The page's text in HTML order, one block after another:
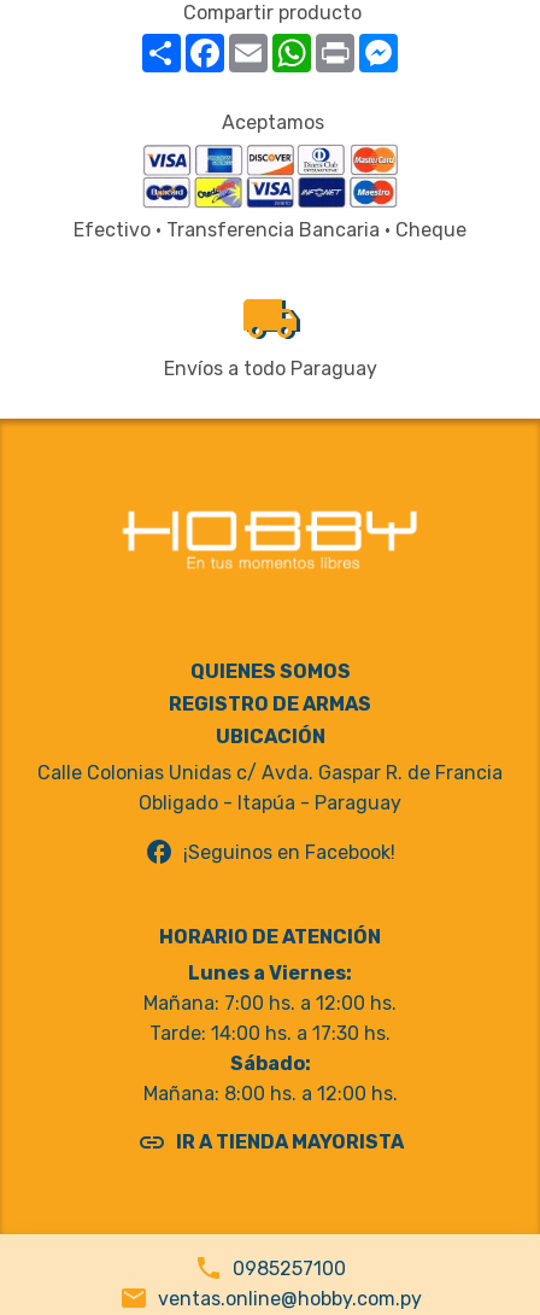
Compartir producto
CompartirFacebook
Email WhatsApp
Print
Aceptamos
Efectivo · Transferencia Bancaria · Cheque
local_shipping
Envíos a todo Paraguay
QUIENES SOMOS
REGISTRO DE ARMAS
UBICACIÓN
Calle Colonias Unidas c/ Avda. Gaspar R. de Francia
Obligado - Itapúa - Paraguay
facebook ¡Seguinos en Facebook!
HORARIO DE ATENCIÓN
Lunes a Viernes:
Mañana: 7:00 hs. a 12:00 hs.
Tarde: 14:00 hs. a 17:30 hs.
Sábado:
Mañana: 8:00 hs. a 12:00 hs.
link IR A TIENDA MAYORISTA
phone 0985257100
email ventas.online@hobby.com.py